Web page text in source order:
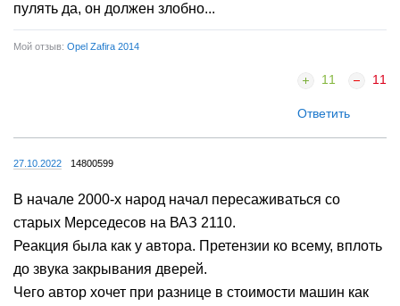
пулять да, он должен злобно...
Мой отзыв: Opel Zafira 2014
11 11
Ответить
27.10.2022 14800599
В начале 2000-х народ начал пересаживаться со
старых Мерседесов на ВАЗ 2110.
Реакция была как у автора. Претензии ко всему, вплоть
до звука закрывания дверей.
Чего автор хочет при разнице в стоимости машин как